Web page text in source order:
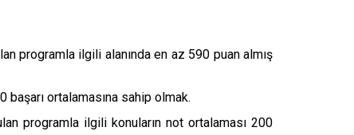
programla ilgili alanında en az 590 puan almış
ortalamasına sahip olmak.
programla ilgili konuların not ortalaması 200